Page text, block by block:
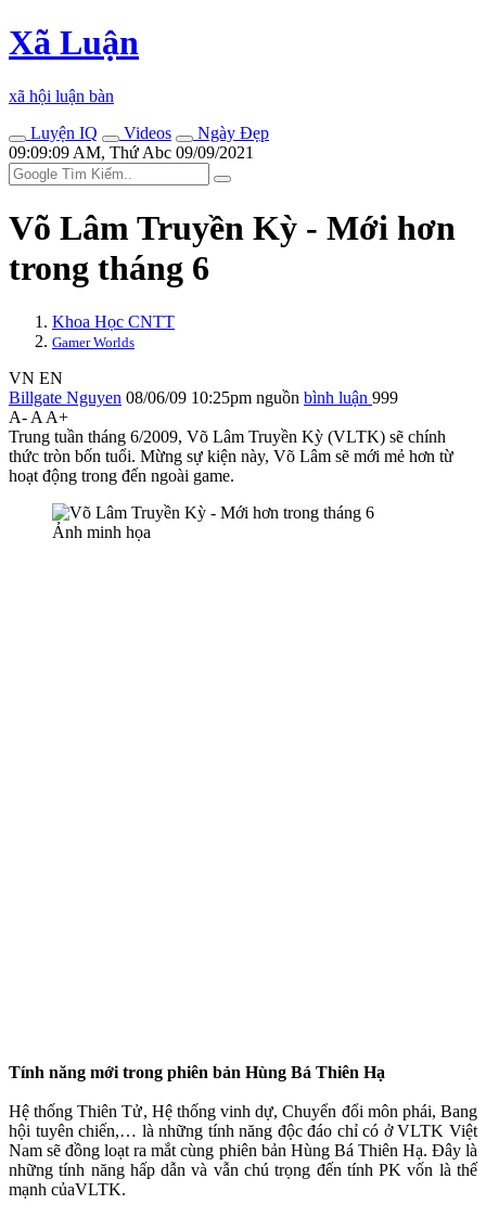
Xã Luận
xã hội luận bàn
Luyện IQ
Videos
Ngày Đẹp
09:09:09 AM, Thứ Abc 09/09/2021
Võ Lâm Truyền Kỳ - Mới hơn
trong tháng 6
Khoa Học CNTT
Gamer Worlds
VN EN
Billgate Nguyen 08/06/09 10:25pm nguồn bình luận 999
A- A A+
Trung tuần tháng 6/2009, Võ Lâm Truyền Kỳ (VLTK) sẽ chính
thức tròn bốn tuổi. Mừng sự kiện này, Võ Lâm sẽ mới mẻ hơn từ
hoạt động trong đến ngoài game.
Ảnh minh họa
Tính năng mới trong phiên bản Hùng Bá Thiên Hạ
Hệ thống Thiên Tử, Hệ thống vinh dự, Chuyển đổi môn phái, Bang
hội tuyên chiến,… là những tính năng độc đáo chỉ có ở VLTK Việt
Nam sẽ đồng loạt ra mắt cùng phiên bản Hùng Bá Thiên Hạ. Đây là
những tính năng hấp dẫn và vẫn chú trọng đến tính PK vốn là thế
mạnh củaVLTK.